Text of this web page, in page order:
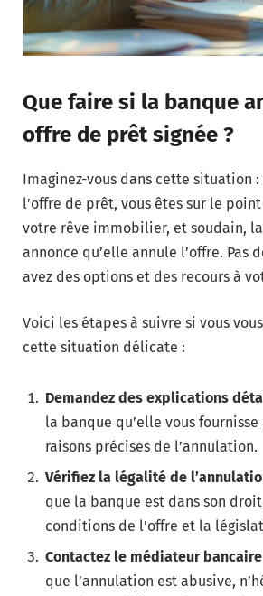
Que faire si la banque
offre de prêt signée ?
Imaginez-vous dans cette situation :
l’offre de prêt, vous êtes sur le
votre rêve immobilier, et soudain,
annonce qu’elle annule l’offre. Pas
avez des options et des recours à
Voici les étapes à suivre si vous
cette situation délicate :
Demandez des explications
la banque qu’elle vous
raisons précises de l’annulation.
Vérifiez la légalité de
que la banque est dans son
conditions de l’offre et la
Contactez le médiateur bancaire
que l’annulation est abusive,